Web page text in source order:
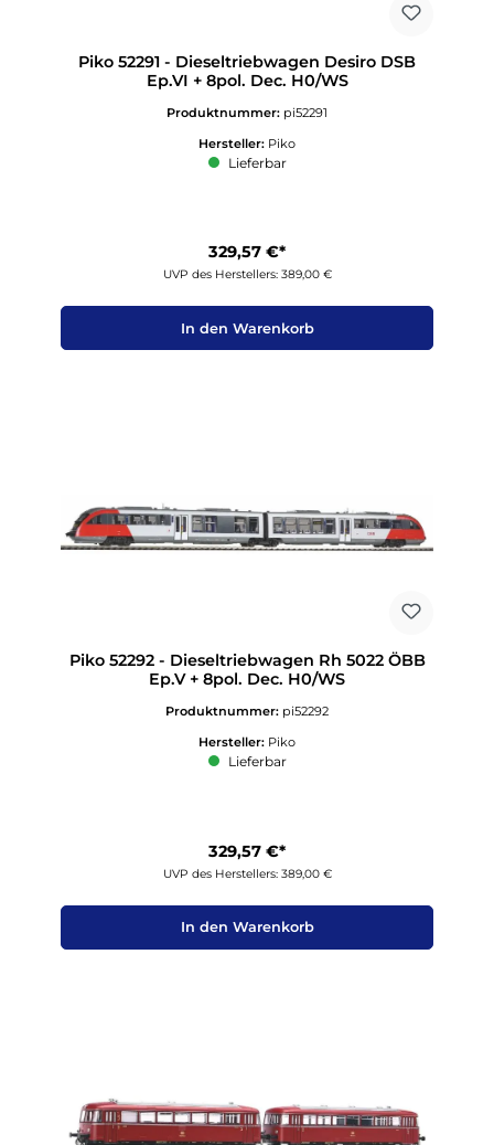
Piko 52291 - Dieseltriebwagen Desiro DSB
Ep.VI + 8pol. Dec. H0/WS
Produktnummer: pi52291
Hersteller: Piko
Lieferbar
329,57 €*
UVP des Herstellers: 389,00 €
In den Warenkorb
Piko 52292 - Dieseltriebwagen Rh 5022 ÖBB
Ep.V + 8pol. Dec. H0/WS
Produktnummer: pi52292
Hersteller: Piko
Lieferbar
329,57 €*
UVP des Herstellers: 389,00 €
In den Warenkorb